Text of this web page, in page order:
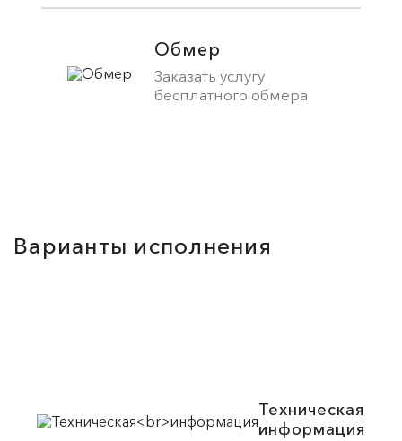
Обмер
Заказать услугу
бесплатного обмера
Варианты исполнения
Техническая
информация